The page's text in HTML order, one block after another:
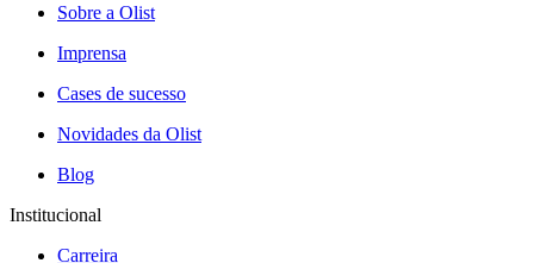
Sobre a Olist
Imprensa
Cases de sucesso
Novidades da Olist
Blog
Institucional
Carreira